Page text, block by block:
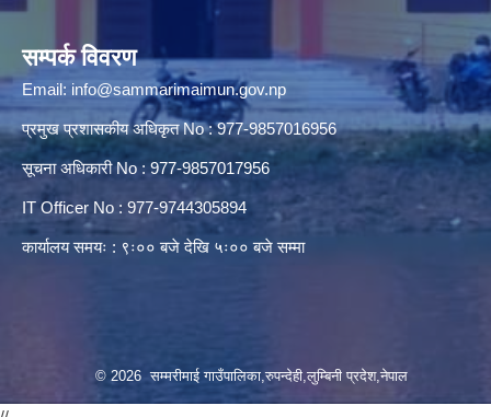
सम्पर्क विवरण
Email: info@sammarimaimun.gov.np
प्रमुख प्रशासकीय अधिकृत No : 977-9857016956
सूचना अधिकारी No : 977-9857017956
IT Officer No : 977-9744305894
कार्यालय समयः : ९ः०० बजे देखि ५ः०० बजे सम्मा
© 2026 सम्मरीमाई गाउँपालिका,रुपन्देही,लुम्बिनी प्रदेश,नेपाल